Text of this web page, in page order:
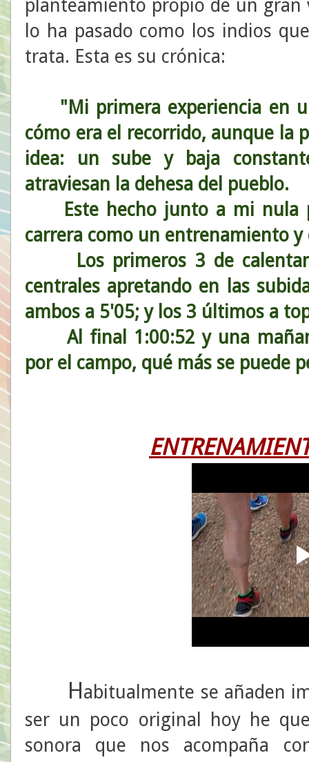
planteamiento propio de un
lo ha pasado como los indios
trata. Esta es su crónica:
"Mi primera experiencia en
cómo era el recorrido, aunque la
idea: un sube y baja
atraviesan la dehesa del pueblo.
Este hecho junto a mi nula
carrera como un entrenamiento
Los primeros 3 de
centrales apretando en las
ambos a 5'05; y los 3 últimos a
Al final 1:00:52 y una
por el campo, qué más se puede
Habitualmente se añaden
ser un poco original hoy he
sonora que nos acompaña